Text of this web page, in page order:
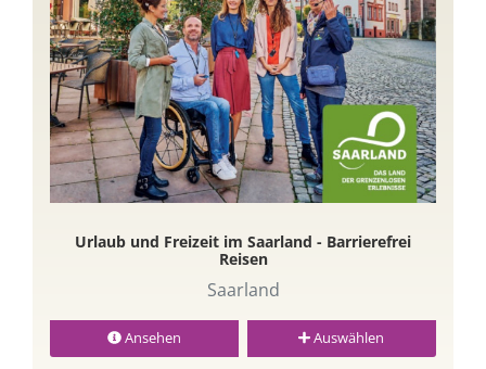
Urlaub und Freizeit im Saarland - Barrierefrei
Reisen
Saarland
Ansehen Auswählen